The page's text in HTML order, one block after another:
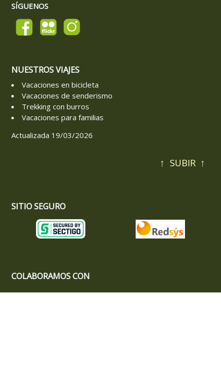
SÍGUENOS
NUESTROS VIAJES
Vacaciones en bicicleta
Vacaciones de senderismo
Trekking con burros
Vacaciones para familias
Actualizada 19/03/2026
↑ SUBIR ↑
SITIO SEGURO
COLABORAMOS CON